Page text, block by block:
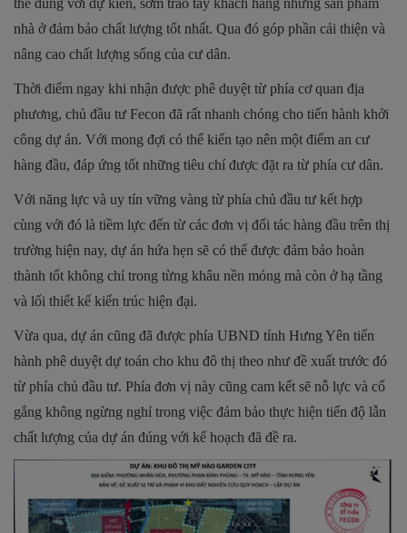
nhà ở đảm bảo chất lượng tốt nhất. Qua đó góp phần cải thiện và
nâng cao chất lượng sống của cư dân.
Thời điểm ngay khi nhận được phê duyệt từ phía cơ quan địa
phương, chủ đầu tư Fecon đã rất nhanh chóng cho tiến hành khởi
công dự án. Với mong đợi có thể kiến tạo nên một điểm an cư
hàng đầu, đáp ứng tốt những tiêu chí được đặt ra từ phía cư dân.
Với năng lực và uy tín vững vàng từ phía chủ đầu tư kết hợp
cùng với đó là tiềm lực đến từ các đơn vị đối tác hàng đầu trên thị
trường hiện nay, dự án hứa hẹn sẽ có thể được đảm bảo hoàn
thành tốt không chỉ trong từng khâu nền móng mà còn ở hạ tầng
và lối thiết kế kiến trúc hiện đại.
Vừa qua, dự án cũng đã được phía UBND tỉnh Hưng Yên tiến
hành phê duyệt dự toán cho khu đô thị theo như đề xuất trước đó
từ phía chủ đầu tư. Phía đơn vị này cũng cam kết sẽ nỗ lực và cố
gắng không ngừng nghỉ trong việc đảm bảo thực hiện tiến độ lẫn
chất lượng của dự án đúng với kế hoạch đã đề ra.